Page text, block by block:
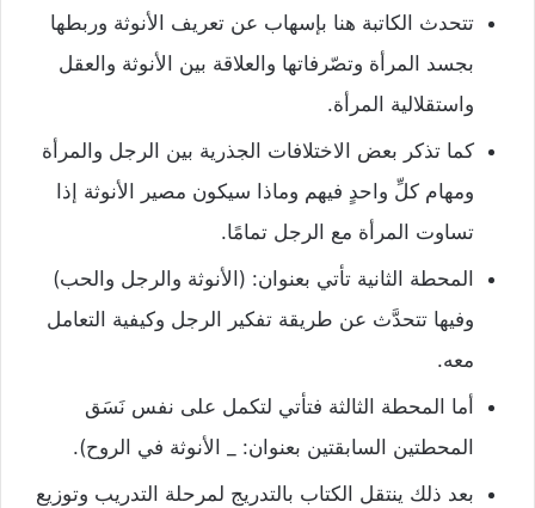
تتحدث الكاتبة هنا بإسهاب عن تعريف الأنوثة وربطها
بجسد المرأة وتصّرفاتها والعلاقة بين الأنوثة والعقل
واستقلالية المرأة.
كما تذكر بعض الاختلافات الجذرية بين الرجل والمرأة
ومهام كلِّ واحدٍ فيهم وماذا سيكون مصير الأنوثة إذا
تساوت المرأة مع الرجل تمامًا.
المحطة الثانية تأتي بعنوان: (الأنوثة والرجل والحب)
وفيها تتحدَّث عن طريقة تفكير الرجل وكيفية التعامل
معه.
أما المحطة الثالثة فتأتي لتكمل على نفس نَسَق
المحطتين السابقتين بعنوان: _ الأنوثة في الروح).
بعد ذلك ينتقل الكتاب بالتدريج لمرحلة التدريب وتوزيع